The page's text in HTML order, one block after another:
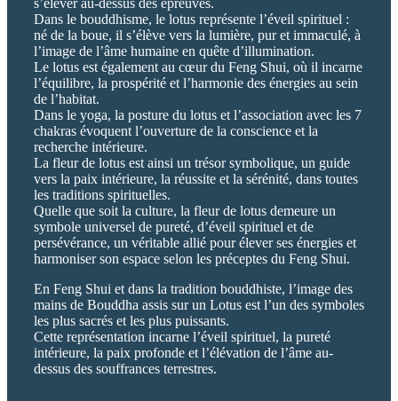
Dans le bouddhisme, le lotus représente l’éveil spirituel :
né de la boue, il s’élève vers la lumière, pur et immaculé, à
l’image de l’âme humaine en quête d’illumination.
Le lotus est également au cœur du Feng Shui, où il incarne
l’équilibre, la prospérité et l’harmonie des énergies au sein
de l’habitat.
Dans le yoga, la posture du lotus et l’association avec les 7
chakras évoquent l’ouverture de la conscience et la
recherche intérieure.
La fleur de lotus est ainsi un trésor symbolique, un guide
vers la paix intérieure, la réussite et la sérénité, dans toutes
les traditions spirituelles.
Quelle que soit la culture, la fleur de lotus demeure un
symbole universel de pureté, d’éveil spirituel et de
persévérance, un véritable allié pour élever ses énergies et
harmoniser son espace selon les préceptes du Feng Shui.
En Feng Shui et dans la tradition bouddhiste, l’image des
mains de Bouddha assis sur un Lotus est l’un des symboles
les plus sacrés et les plus puissants.
Cette représentation incarne l’éveil spirituel, la pureté
intérieure, la paix profonde et l’élévation de l’âme au-
dessus des souffrances terrestres.